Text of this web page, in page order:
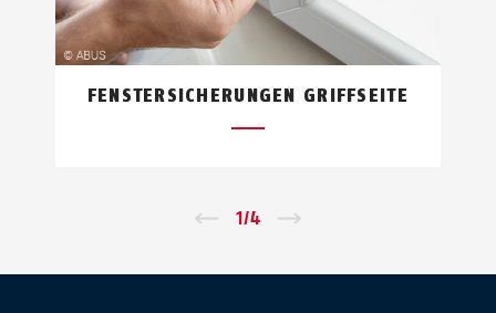
FENSTERSICHERUNGEN GRIFFSEITE
1/4